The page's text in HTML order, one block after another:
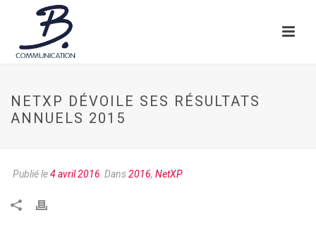
NETXP DÉVOILE SES RÉSULTATS
ANNUELS 2015
Publié le4 avril 2016 Dans2016, NetXP